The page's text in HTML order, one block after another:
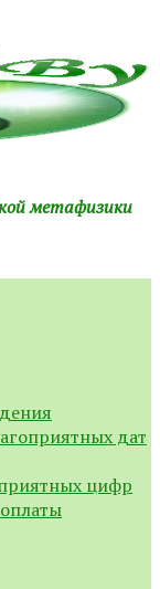
метафизики
дат
цифр